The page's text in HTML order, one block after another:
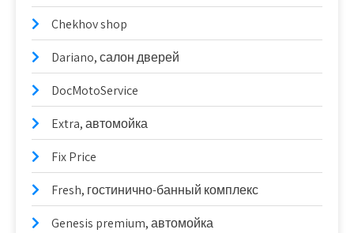
Chekhov shop
Dariano, салон дверей
DocMotoService
Extra, автомойка
Fix Price
Fresh, гостинично-банный комплекс
Genesis premium, автомойка